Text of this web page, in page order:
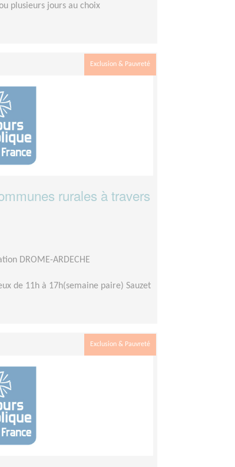
plusieurs jours au choix
Exclusion & Pauvreté
rurales à travers
DROME-ARDECHE
de 11h à 17h(semaine paire) Sauzet
Exclusion & Pauvreté